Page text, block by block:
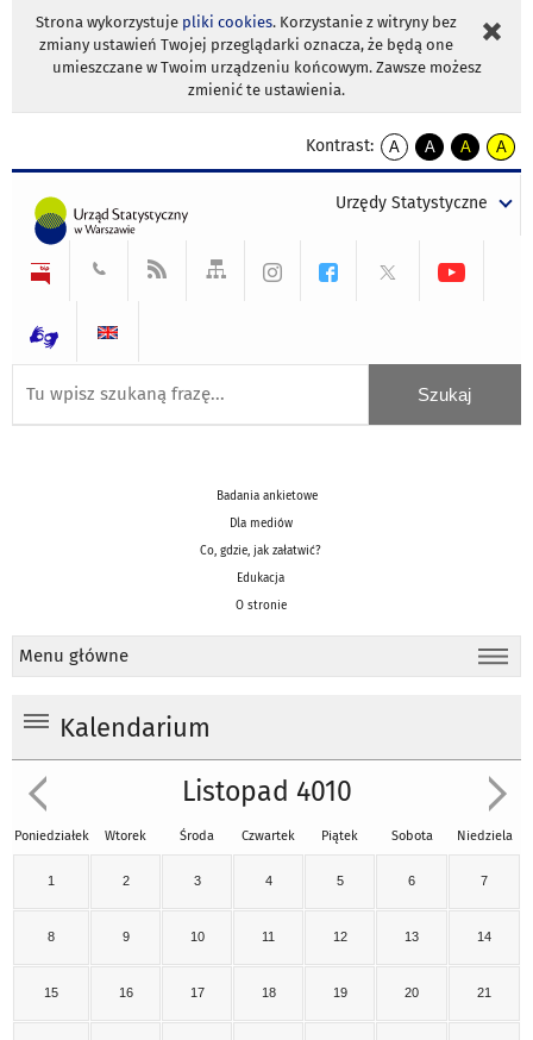
Strona wykorzystuje pliki cookies. Korzystanie z witryny bez
zmiany ustawień Twojej przeglądarki oznacza, że będą one
umieszczane w Twoim urządzeniu końcowym. Zawsze możesz
zmienić te ustawienia.
Kontrast:
A
kontrast
A
kontrast
tekst
czarnym
A
kontrast
tekst
czarnym
A
tekst
żółtym
Urzędy Statystyczne
Badania ankietowe
Dla mediów
Co, gdzie, jak załatwić?
Edukacja
O stronie
Menu główne
Kalendarium
Listopad 4010
Poniedziałek Wtorek Środa Czwartek Piątek Sobota Niedziela
1 2 3 4 5 6 7
8 9 10 11 12 13 14
15 16 17 18 19 20 21